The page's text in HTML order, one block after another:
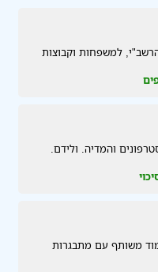
למשפחות וקבוצות
והמדיה. ולידם.
משותף עם מתבגרות